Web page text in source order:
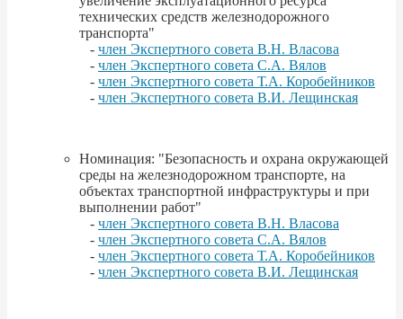
технических средств железнодорожного
транспорта"
- член Экспертного совета В.Н. Власова
- член Экспертного совета С.А. Вялов
- член Экспертного совета Т.А. Коробейников
- член Экспертного совета В.И. Лещинская
Номинация: "Безопасность и охрана окружающей
среды на железнодорожном транспорте, на
объектах транспортной инфраструктуры и при
выполнении работ"
- член Экспертного совета В.Н. Власова
- член Экспертного совета С.А. Вялов
- член Экспертного совета Т.А. Коробейников
- член Экспертного совета В.И. Лещинская